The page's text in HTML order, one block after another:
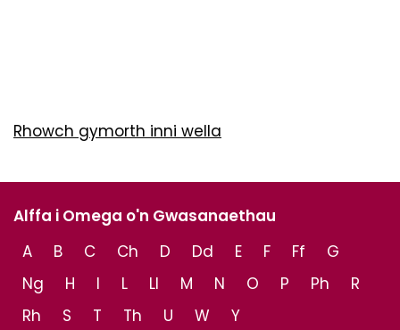
Rhowch gymorth inni wella
Alffa i Omega o'n Gwasanaethau
A
B C Ch D Dd E F Ff
G
Ng
H I L Ll M N O P Ph
R
Rh
S T Th U W Y